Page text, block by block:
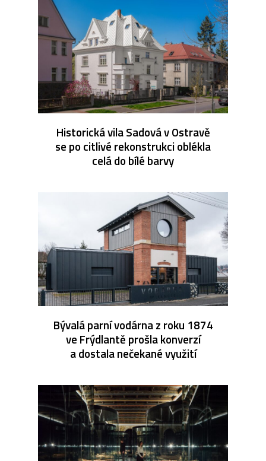
Historická vila Sadová v Ostravě
se po citlivé rekonstrukci oblékla
celá do bílé barvy
Bývalá parní vodárna z roku 1874
ve Frýdlantě prošla konverzí
a dostala nečekané využití